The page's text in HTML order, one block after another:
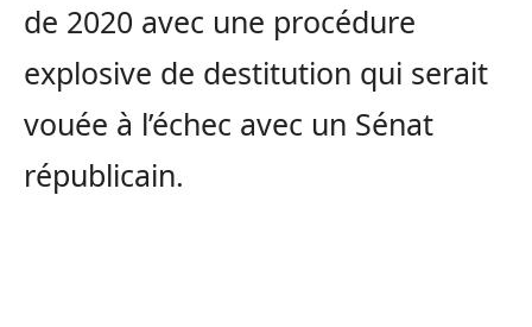
de 2020 avec une procédure
explosive de destitution qui serait
vouée à l’échec avec un Sénat
républicain.